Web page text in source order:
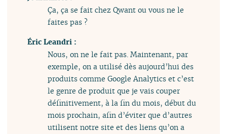
Ça, ça se fait chez Qwant ou vous ne le
faites pas ?
Éric Leandri :
Nous, on ne le fait pas. Maintenant, par
exemple, on a utilisé dès aujourd’hui des
produits comme Google Analytics et c’est
le genre de produit que je vais couper
définitivement, à la fin du mois, début du
mois prochain, afin d’éviter que d’autres
utilisent notre site et des liens qu’on a